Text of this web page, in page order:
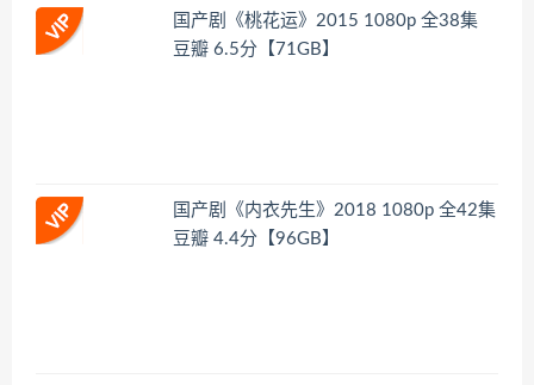
国产剧《桃花运》2015 1080p 全38集
豆瓣 6.5分【71GB】
国产剧《内衣先生》2018 1080p 全42集
豆瓣 4.4分【96GB】